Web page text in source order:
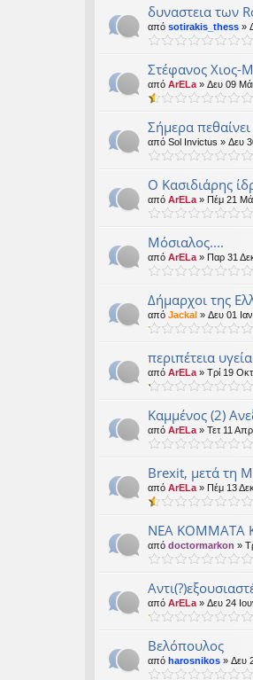
δυναστεια των
από sotirakis_thess »
Στέφανος Χιος-
από ArELa » Δευ 09
Σήμερα
από Sol Invictus » Δευ
Ο Κασιδιάρης
από ArELa » Πέμ 21
Μόσιαλος....
από ArELa » Παρ 31
Δήμαρχοι της
από Jackal » Δευ 01
περιπέτεια
από ArELa » Τρί 19
Καμμένος (2)
από ArELa » Τετ 11
Brexit, μετά τη
από ArELa » Πέμ 13
ΝΕΑ ΚΟΜΜΑΤΑ
από doctormarkon »
από ArELa » Δευ 24
Βελόπουλος
από harosnikos » Δευ